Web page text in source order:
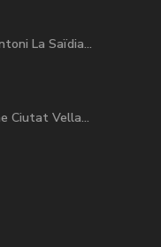
La Saïdia...
Ciutat Vella...